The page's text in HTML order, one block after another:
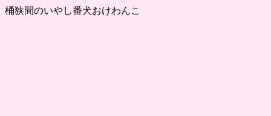
桶狭間のいやし番犬おけわんこ